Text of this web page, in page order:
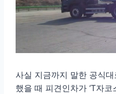
사실 지금까지 말한 공식
했을 때 피견인차가 ‘T자코